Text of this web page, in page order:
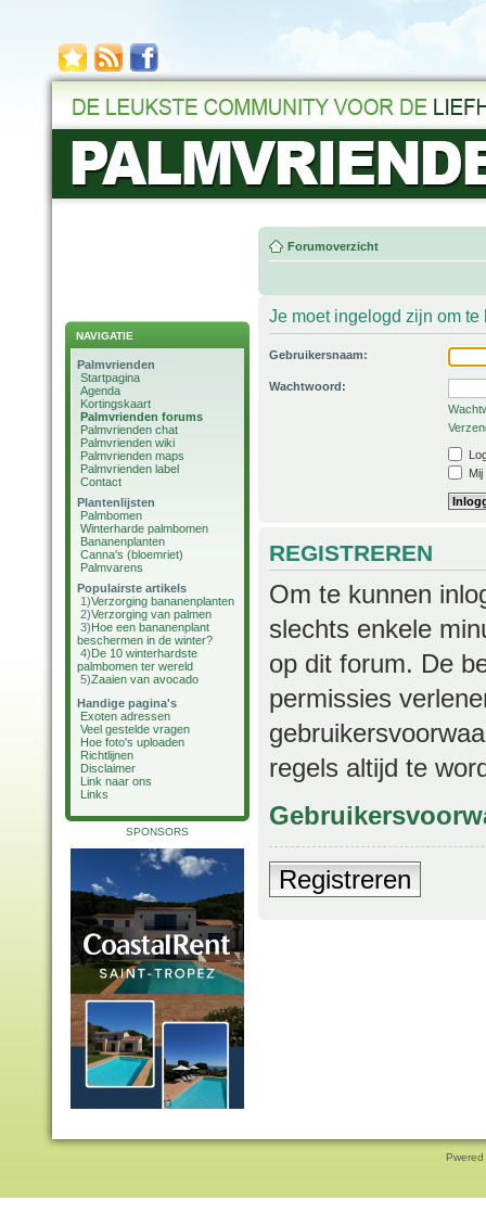
NAVIGATIE
Palmvrienden
Startpagina
Agenda
Kortingskaart
Palmvrienden forums
Palmvrienden chat
Palmvrienden wiki
Palmvrienden maps
Palmvrienden label
Contact
Plantenlijsten
Palmbomen
Winterharde palmbomen
Bananenplanten
Canna's (bloemriet)
Palmvarens
Populairste artikels
1)Verzorging bananenplanten
2)Verzorging van palmen
3)Hoe een bananenplant
beschermen in de winter?
4)De 10 winterhardste
palmbomen ter wereld
5)Zaaien van avocado
Handige pagina's
Exoten adressen
Veel gestelde vragen
Hoe foto's uploaden
Richtlijnen
Disclaimer
Link naar ons
Links
SPONSORS
Forumoverzicht
Je moet ingelogd zijn om
Gebruikersnaam:
Wachtwoord:
REGISTREREN
Om te kunnen
slechts enkele
op dit forum. De
permissies
regels altijd te
Registreren